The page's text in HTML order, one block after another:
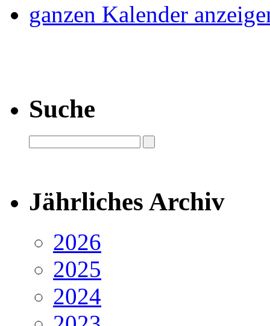
ganzen Kalender
Suche
Jährliches Archiv
2026
2025
2024